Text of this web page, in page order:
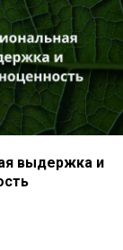
выдержка и